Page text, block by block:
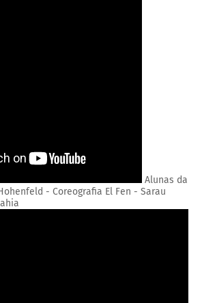
Alunas da
- Coreografia El Fen - Sarau